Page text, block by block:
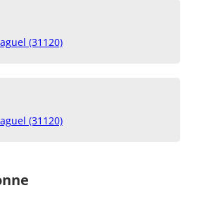
(31120)
(31120)